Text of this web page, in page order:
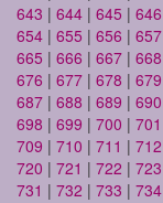
643 | 644 | 645 | 646
654 | 655 | 656 | 657
665 | 666 | 667 | 668
676 | 677 | 678 | 679
687 | 688 | 689 | 690
698 | 699 | 700 | 701
709 | 710 | 711 | 712
720 | 721 | 722 | 723
731 | 732 | 733 | 734